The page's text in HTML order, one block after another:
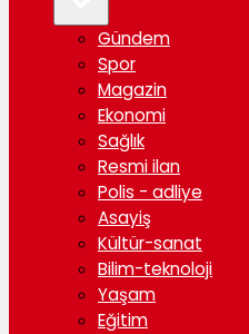
Gündem
Spor
Magazin
Ekonomi
Sağlık
Resmi ilan
Polis - adliye
Asayiş
Kültür-sanat
Bilim-teknoloji
Yaşam
Eğitim